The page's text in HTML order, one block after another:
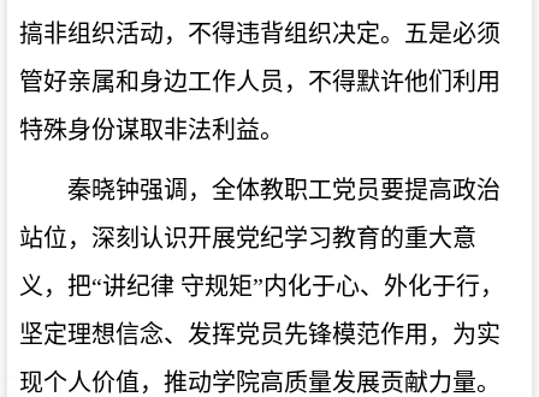
搞非组织活动，不得违背组织决定。五是必须
管好亲属和身边工作人员，不得默许他们利用
特殊身份谋取非法利益。
秦晓钟强调，全体教职工党员要提高政治
站位，深刻认识开展党纪学习教育的重大意
义，把“讲纪律 守规矩”内化于心、外化于行，
坚定理想信念、发挥党员先锋模范作用，为实
现个人价值，推动学院高质量发展贡献力量。